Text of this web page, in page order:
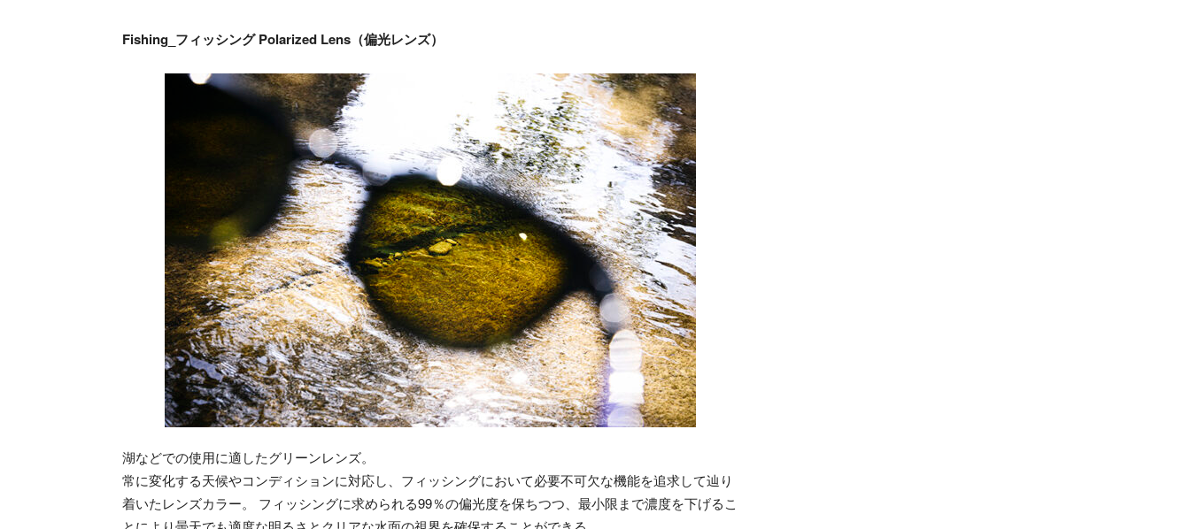
Fishing_フィッシング Polarized Lens（偏光レンズ）
湖などでの使用に適したグリーンレンズ。
常に変化する天候やコンディションに対応し、フィッシングにおいて必要不可欠な機能を追求して辿り
着いたレンズカラー。 フィッシングに求められる99％の偏光度を保ちつつ、最小限まで濃度を下げるこ